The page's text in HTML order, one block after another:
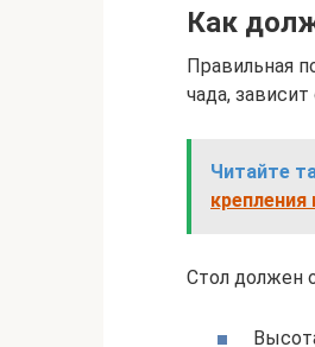
Как
Правильная
чада,
Читайте
Стол должен